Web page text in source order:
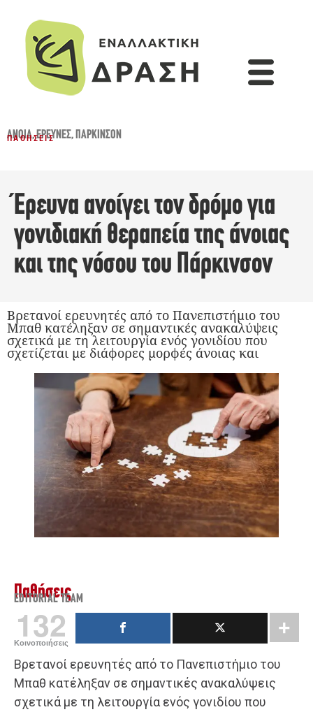
ΆΝΟΙΑ,ΈΡΕΥΝΕΣ,ΠΆΡΚΙΝΣΟΝ
ΠΑΘΉΣΕΙΣ
Έρευνα ανοίγει τον δρόμο για
γονιδιακή θεραπεία της άνοιας
και της νόσου του Πάρκινσον
Βρετανοί ερευνητές από το Πανεπιστήμιο του
Μπαθ κατέληξαν σε σημαντικές ανακαλύψεις
σχετικά με τη λειτουργία ενός γονιδίου που
σχετίζεται με διάφορες μορφές άνοιας και
Παθήσεις
EDITORIAL TEAM
132
Κοινοποιήσεις
Βρετανοί ερευνητές από το Πανεπιστήμιο του
Μπαθ κατέληξαν σε σημαντικές ανακαλύψεις
σχετικά με τη λειτουργία ενός γονιδίου που